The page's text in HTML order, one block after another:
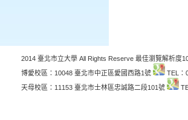
2014 臺北市立大學 All Rights Reserve 最佳瀏覽解析度
博愛校區：10048 臺北市中正區愛國西路1號
TEL：
天母校區：11153 臺北市士林區忠誠路二段101號